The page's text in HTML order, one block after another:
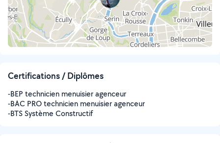
Certifications / Diplômes
-BEP technicien menuisier agenceur
-BAC PRO technicien menuisier agenceur
-BTS Système Constructif